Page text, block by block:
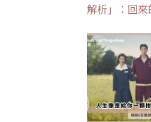
解析」：回